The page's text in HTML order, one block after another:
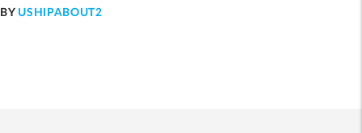
BY USHIPABOUT2